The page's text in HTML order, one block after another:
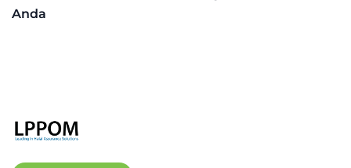
Anda